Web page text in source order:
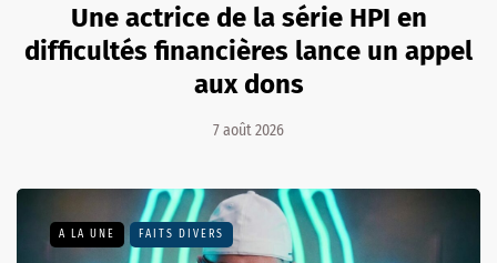
Une actrice de la série HPI en
difficultés financières lance un appel
aux dons
7 août 2026
A LA UNE FAITS DIVERS